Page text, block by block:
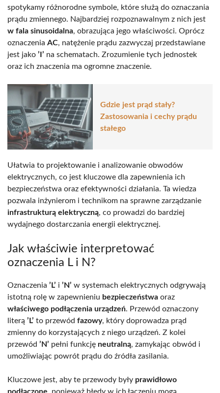
spotykamy różnorodne symbole, które służą do oznaczania
prądu zmiennego. Najbardziej rozpoznawalnym z nich jest
w fala sinusoidalna, obrazująca jego właściwości. Oprócz
oznaczenia AC, natężenie prądu zazwyczaj przedstawiane
jest jako ’I’ na schematach. Zrozumienie tych jednostek
oraz ich znaczenia ma ogromne znaczenie.
Gdzie jest prąd stały?
Zastosowania i cechy prądu
stałego
Ułatwia to projektowanie i analizowanie obwodów
elektrycznych, co jest kluczowe dla zapewnienia ich
bezpieczeństwa oraz efektywności działania. Ta wiedza
pozwala inżynierom i technikom na sprawne zarządzanie
infrastrukturą elektryczną, co prowadzi do bardziej
wydajnego dostarczania energii elektrycznej.
Jak właściwie interpretować
oznaczenia L i N?
Oznaczenia ’L’ i ’N’ w systemach elektrycznych odgrywają
istotną rolę w zapewnieniu bezpieczeństwa oraz
właściwego podłączenia urządzeń. Przewód oznaczony
literą ’L’ to przewód fazowy, który doprowadza prąd
zmienny do korzystających z niego urządzeń. Z kolei
przewód ’N’ pełni funkcję neutralną, zamykając obwód i
umożliwiając powrót prądu do źródła zasilania.
Kluczowe jest, aby te przewody były prawidłowo